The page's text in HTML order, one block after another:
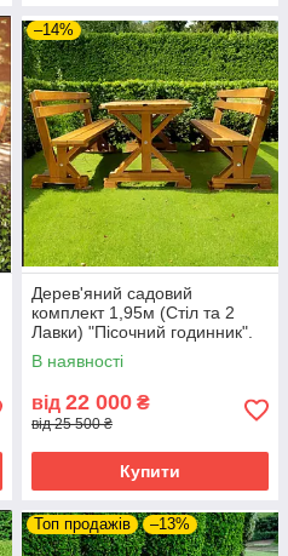
–14%
Дерев'яний садовий
комплект 1,95м (Стіл та 2
Лавки) "Пісочний годинник".
Колір: Сосна
В наявності
від 22 000 ₴
від 25 500 ₴
Купити
Топ продажів –13%